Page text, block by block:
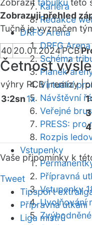
Kariéra
Redakce
DRFG Arena
DRFG Arena
Schéma
Plánek
Virtuální
Návštěvní
Veřejné
PRESS: pro
Rozpis
Vstupenky
Přípravná
Vstupenky
Uvolňování
Zvýhodněné
Zobrazit tabulku této
Zobrazuji přehled
Tučně je vyznačen
40 20.01.2024PCB
Četnost
výhry PCB |remízy |
3:2sn1x
Vaše připomínky k
Tweet
Tipsport
Přípravná utkání
Liga mistrů